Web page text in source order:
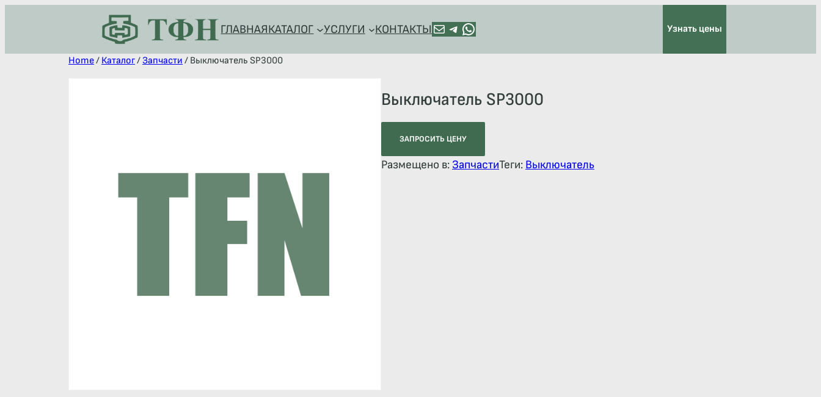
ГЛАВНАЯКАТАЛОГ УСЛУГИ КОНТАКТЫПОЧТА TELEGRAM HTTPS://WA.ME/+79128918544 Узнать цены
Home/ Каталог/ Запчасти / Выключатель SP3000
Выключатель SP3000
ЗАПРОСИТЬ ЦЕНУ
Размещено в: ЗапчастиТеги: Выключатель